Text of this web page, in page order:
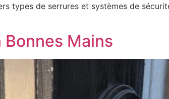
types de serrures et systèmes de
Mains